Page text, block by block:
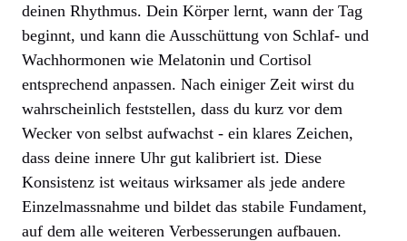
deinen Rhythmus. Dein Körper lernt, wann der Tag
beginnt, und kann die Ausschüttung von Schlaf- und
Wachhormonen wie Melatonin und Cortisol
entsprechend anpassen. Nach einiger Zeit wirst du
wahrscheinlich feststellen, dass du kurz vor dem
Wecker von selbst aufwachst - ein klares Zeichen,
dass deine innere Uhr gut kalibriert ist. Diese
Konsistenz ist weitaus wirksamer als jede andere
Einzelmassnahme und bildet das stabile Fundament,
auf dem alle weiteren Verbesserungen aufbauen.